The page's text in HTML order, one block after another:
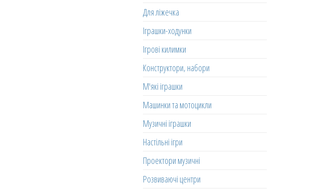
Для ліжечка
Іграшки-ходунки
Ігрові килимки
Конструктори, набори
М'які іграшки
Машинки та мотоцикли
Музичні іграшки
Настільні ігри
Проектори музичні
Розвиваючі центри